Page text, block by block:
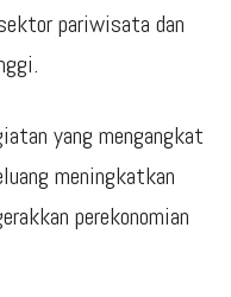
pariwisata dan
yang mengangkat
meningkatkan
perekonomian